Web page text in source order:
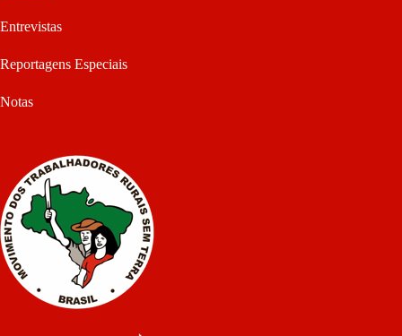
Entrevistas
Reportagens Especiais
Notas